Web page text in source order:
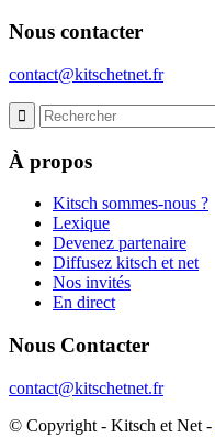
Nous contacter
contact@kitschetnet.fr
À propos
Kitsch sommes-nous ?
Lexique
Devenez partenaire
Diffusez kitsch et net
Nos invités
En direct
Nous Contacter
contact@kitschetnet.fr
© Copyright - Kitsch et Net -